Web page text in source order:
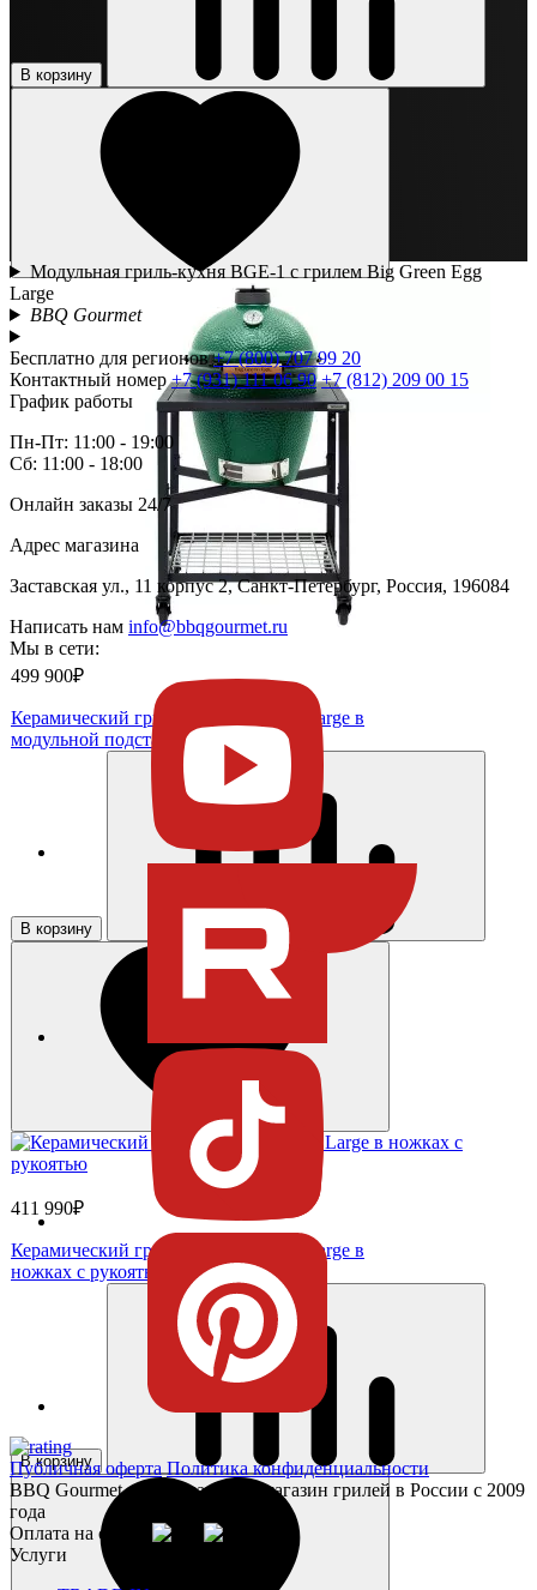
В корзину
499 900₽
Керамический гриль Big Green Egg Large в
модульной подставке
В корзину
411 990₽
Керамический гриль Big Green Egg Large в
ножках с рукоятью
В корзину
Модульная гриль-кухня BGE-1 с грилем Big Green Egg
Large
BBQ Gourmet
Бесплатно для регионов +7 (800) 707 99 20
Контактный номер +7 (931) 111 06 90 +7 (812) 209 00 15
График работы
Пн-Пт: 11:00 - 19:00
Сб: 11:00 - 18:00
Онлайн заказы 24/7
Адрес магазина
Заставская ул., 11 корпус 2, Санкт-Петербург, Россия, 196084
Написать нам info@bbqgourmet.ru
Мы в сети:
Публичная оферта Политика конфиденциальности
BBQ Gourmet - Официальный магазин грилей в России с 2009
года
Оплата на сайте:
Услуги